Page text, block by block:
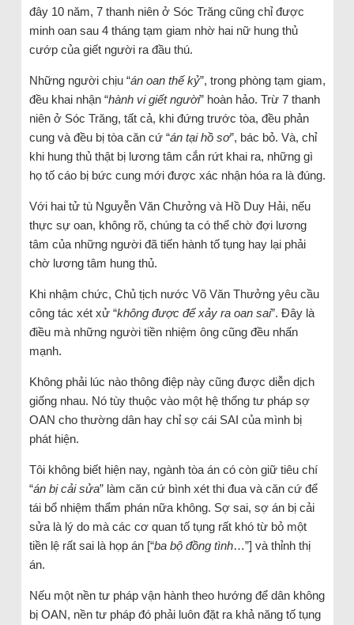
đây 10 năm, 7 thanh niên ở Sóc Trăng cũng chỉ được
minh oan sau 4 tháng tạm giam nhờ hai nữ hung thủ
cướp của giết người ra đầu thú.
Những người chịu “án oan thế kỷ”, trong phòng tạm giam,
đều khai nhận “hành vigiết người” hoàn hảo. Trừ 7 thanh
niên ở Sóc Trăng, tất cả, khi đứng trước tòa, đều phản
cung và đều bị tòa căn cứ “án tại hồ sơ”, bác bỏ. Và, chỉ
khi hung thủ thật bị lương tâm cắn rứt khai ra, những gì
họ tố cáo bị bức cung mới được xác nhận hóa ra là đúng.
Với hai tử tù Nguyễn Văn Chưởng và Hồ Duy Hải, nếu
thực sự oan, không rõ, chúng ta có thể chờ đợi lương
tâm của những người đã tiến hành tố tụng hay lại phải
chờ lương tâm hung thủ.
Khi nhậm chức, Chủ tịch nước Võ Văn Thưởng yêu cầu
công tác xét xử “không được để xảy ra oan sai”. Đây là
điều mà những người tiền nhiệm ông cũng đều nhấn
mạnh.
Không phải lúc nào thông điệp này cũng được diễn dịch
giống nhau. Nó tùy thuộc vào một hệ thống tư pháp sợ
OAN cho thường dân hay chỉ sợ cái SAI của mình bị
phát hiện.
Tôi không biết hiện nay, ngành tòa án có còn giữ tiêu chí
“án bị cải sửa” làm căn cứ bình xét thi đua và căn cứ để
tái bổ nhiệm thẩm phán nữa không. Sợ sai, sợ án bị cải
sửa là lý do mà các cơ quan tố tụng rất khó từ bỏ một
tiền lệ rất sai là họp án [“ba bộ đồng tình…”] và thỉnh thị
án.
Nếu một nền tư pháp vận hành theo hướng để dân không
bị OAN, nền tư pháp đó phải luôn đặt ra khả năng tố tụng